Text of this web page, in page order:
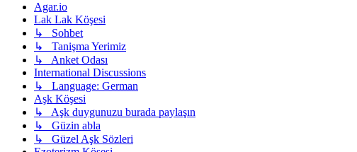
Agar.io
Lak Lak Köşesi
↳ Sohbet
↳ Tanişma Yerimiz
↳ Anket Odası
International Discussions
↳ Language: German
Aşk Köşesi
↳ Aşk duygunuzu burada paylaşın
↳ Güzin abla
↳ Güzel Aşk Sözleri